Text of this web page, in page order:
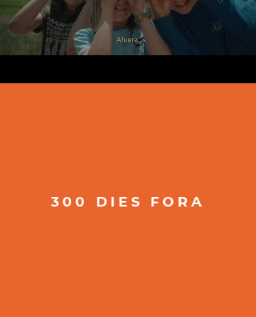
300 DIES FORA